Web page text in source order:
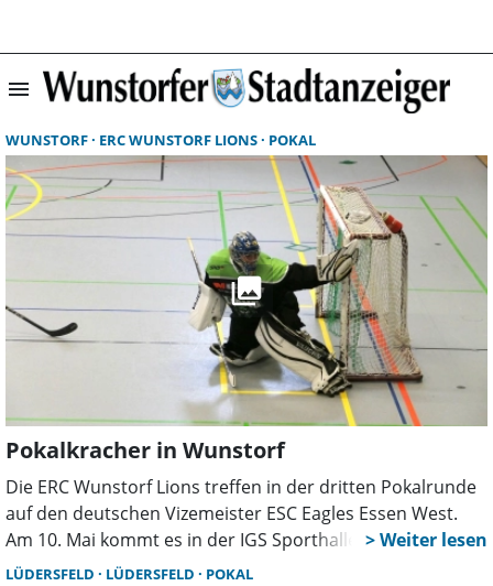
menu
WUNSTORF ERC WUNSTORF LIONS POKAL
Pokalkracher in Wunstorf
Die ERC Wunstorf Lions treffen in der dritten Pokalrunde
auf den deutschen Vizemeister ESC Eagles Essen West.
Am 10. Mai kommt es in der IGS Sporthalle zum Duell
David gegen Goliath. Spannung, hochklassiger Sport und
LÜDERSFELD LÜDERSFELD POKAL